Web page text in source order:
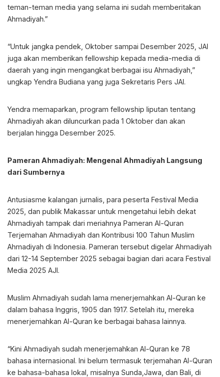
teman-teman media yang selama ini sudah memberitakan
Ahmadiyah.”
“Untuk jangka pendek, Oktober sampai Desember 2025, JAI
juga akan memberikan fellowship kepada media-media di
daerah yang ingin mengangkat berbagai isu Ahmadiyah,”
ungkap Yendra Budiana yang juga Sekretaris Pers JAI.
Yendra memaparkan, program fellowship liputan tentang
Ahmadiyah akan diluncurkan pada 1 Oktober dan akan
berjalan hingga Desember 2025.
Pameran Ahmadiyah: Mengenal Ahmadiyah Langsung
dari Sumbernya
Antusiasme kalangan jurnalis, para peserta Festival Media
2025, dan publik Makassar untuk mengetahui lebih dekat
Ahmadiyah tampak dari meriahnya Pameran Al-Quran
Terjemahan Ahmadiyah dan Kontribusi 100 Tahun Muslim
Ahmadiyah di Indonesia. Pameran tersebut digelar Ahmadiyah
dari 12-14 September 2025 sebagai bagian dari acara Festival
Media 2025 AJI.
Muslim Ahmadiyah sudah lama menerjemahkan Al-Quran ke
dalam bahasa Inggris, 1905 dan 1917. Setelah itu, mereka
menerjemahkan Al-Quran ke berbagai bahasa lainnya.
“Kini Ahmadiyah sudah menerjemahkan Al-Quran ke 78
bahasa internasional. Ini belum termasuk terjemahan Al-Quran
ke bahasa-bahasa lokal, misalnya Sunda,Jawa, dan Bali, di